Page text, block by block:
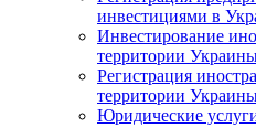
инвестициями в
Инвестирование
территории
Регистрация
территории
Юридические